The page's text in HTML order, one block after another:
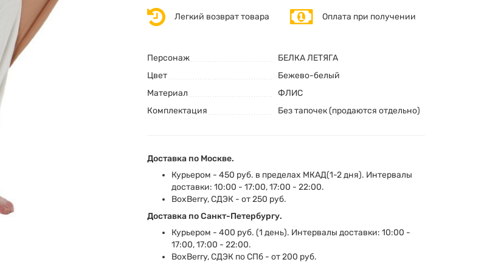
Легкий возврат товара Оплата при получении
Персонаж
БЕЛКА ЛЕТЯГА
Цвет
Бежево-белый
Материал
ФЛИС
Комплектация
Без тапочек (продаются отдельно)
Доставка по Москве.
Курьером - 450 руб. в пределах МКАД(1-2 дня). Интервалы
доставки: 10:00 - 17:00, 17:00 - 22:00.
BoxBerry, СДЭК - от 250 руб.
Доставка по Санкт-Петербургу.
Курьером - 400 руб. (1 день). Интервалы доставки: 10:00 -
17:00, 17:00 - 22:00.
BoxBerry, СДЭК по СПб - от 200 руб.